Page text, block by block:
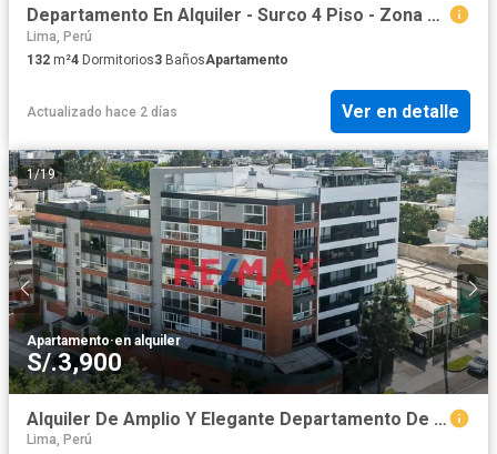
Departamento En Alquiler - Surco 4 Piso - Zona Residencial
Lima, Perú
132 m²4 Dormitorios3 BañosApartamento
Actualizado hace 2 días Ver en detalle
1/19
Apartamento·en alquiler
S/.3,900
Alquiler De Amplio Y Elegante Departamento De 127.29M² En San Isidro
Lima, Perú